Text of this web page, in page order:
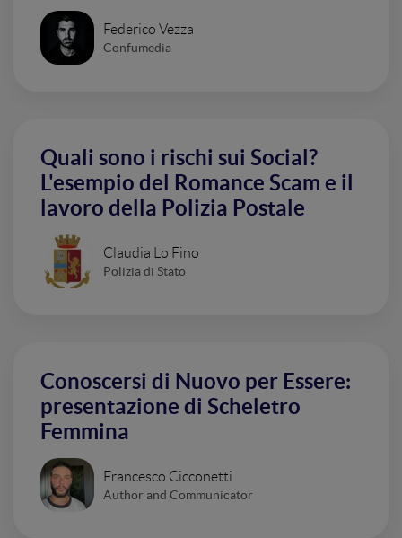
Federico Vezza
Confumedia
Quali sono i rischi sui Social?
L'esempio del Romance Scam e il
lavoro della Polizia Postale
Claudia Lo Fino
Polizia di Stato
Conoscersi di Nuovo per Essere:
presentazione di Scheletro
Femmina
Francesco Cicconetti
Author and Communicator